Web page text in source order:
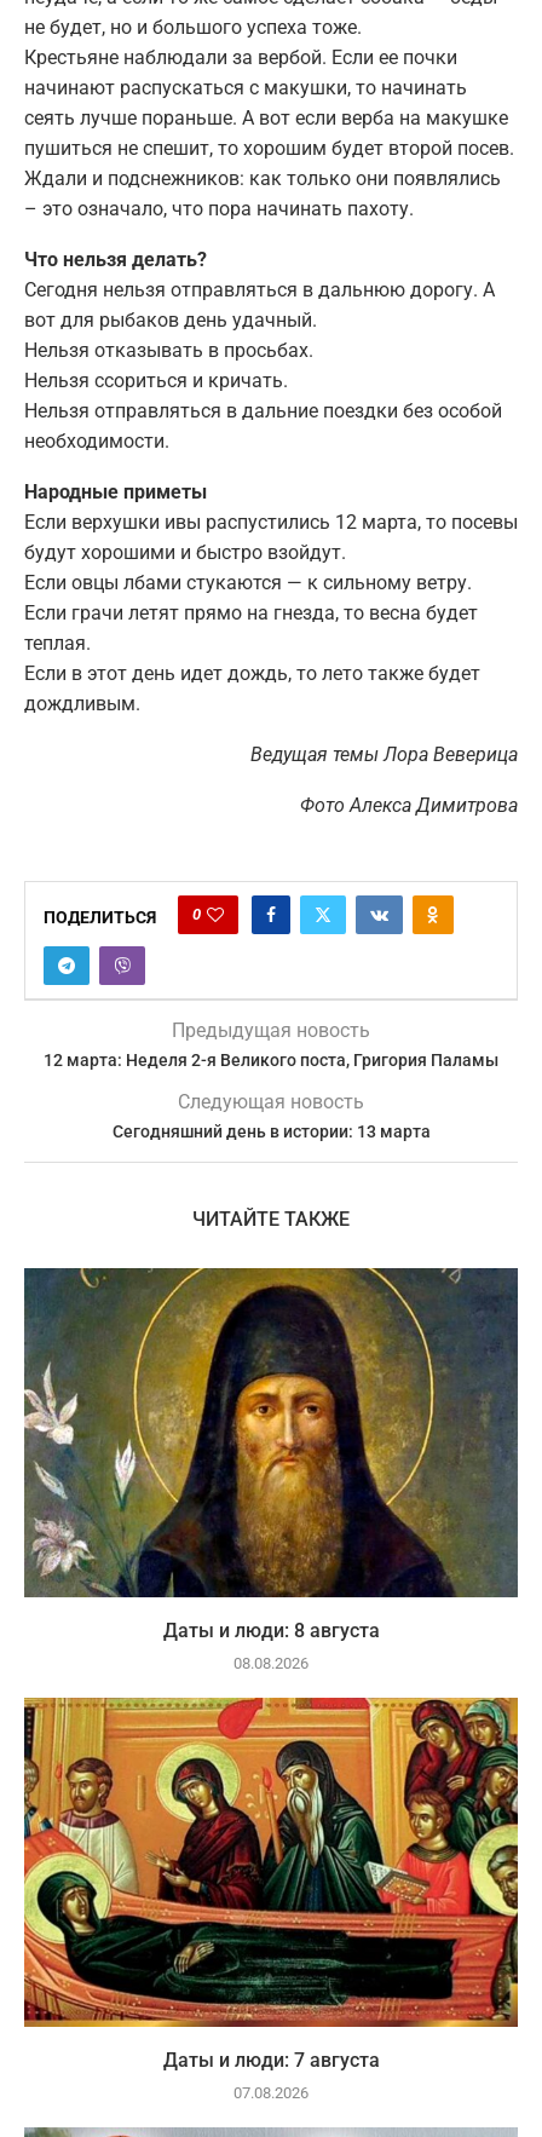
не будет, но и большого успеха тоже.
Крестьяне наблюдали за вербой. Если ее почки
начинают распускаться с макушки, то начинать
сеять лучше пораньше. А вот если верба на макушке
пушиться не спешит, то хорошим будет второй посев.
Ждали и подснежников: как только они появлялись
– это означало, что пора начинать пахоту.
Что нельзя делать?
Сегодня нельзя отправляться в дальнюю дорогу. А
вот для рыбаков день удачный.
Нельзя отказывать в просьбах.
Нельзя ссориться и кричать.
Нельзя отправляться в дальние поездки без особой
необходимости.
Народные приметы
Если верхушки ивы распустились 12 марта, то посевы
будут хорошими и быстро взойдут.
Если овцы лбами стукаются — к сильному ветру.
Если грачи летят прямо на гнезда, то весна будет
теплая.
Если в этот день идет дождь, то лето также будет
дождливым.
Ведущая темы Лора Веверица
Фото Алекса Димитрова
ПОДЕЛИТЬСЯ 0
Предыдущая новость
12 марта: Неделя 2-я Великого поста, Григория Паламы
Следующая новость
Сегодняшний день в истории: 13 марта
ЧИТАЙТЕ ТАКЖЕ
Даты и люди: 8 августа
08.08.2026
Даты и люди: 7 августа
07.08.2026